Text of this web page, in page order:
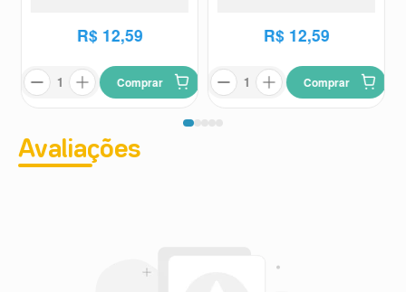
R$ 12,59
Comprar
R$ 12,59
Comprar
Avaliações